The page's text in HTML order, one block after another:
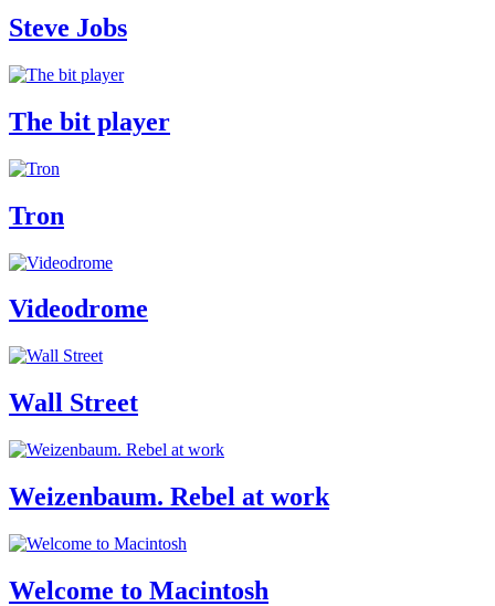
Steve Jobs
The bit player
Tron
Videodrome
Wall Street
Weizenbaum. Rebel at work
Welcome to Macintosh